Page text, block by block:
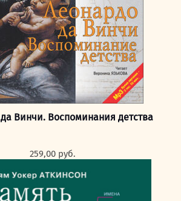
Винчи. Воспоминания детства
259,00 руб.